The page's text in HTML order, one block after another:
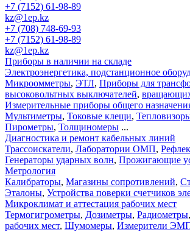
+7 (7152) 61-98-89
kz@1ep.kz
+7 (708) 748-69-93
+7 (7152) 61-98-89
kz@1ep.kz
Приборы в наличии на складе
Электроэнергетика, подстанционное
Микроомметры, ЭТЛ, Приборы для
высоковольтных выключателей,
Измерительные приборы общего
Мультиметры, Токовые клещи,
Пирометры, Толщиномеры ...
Диагностика и ремонт кабельных линий
Трассоискатели, Лаборатории ОМП,
Генераторы ударных волн, Прожигающие
Метрология
Калибраторы, Магазины сопротивлений,
Эталоны, Устройства поверки счетчиков
Микроклимат и аттестация рабочих мест
Термогигрометры, Дозиметры, Радиометры,
рабочих мест, Шумомеры, Измерители